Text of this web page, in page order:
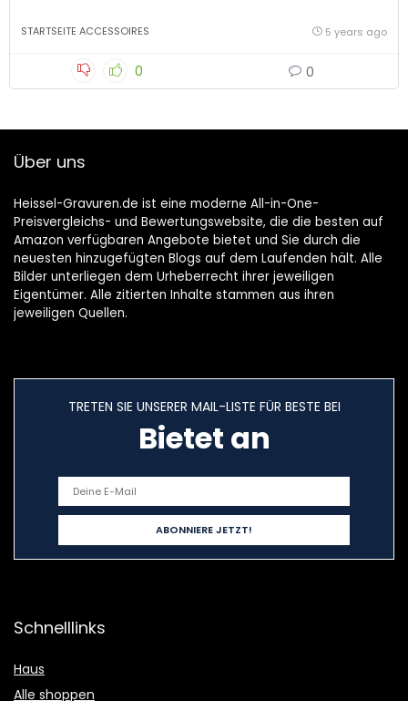
STARTSEITE ACCESSOIRES 5 years ago
0 0
Über uns
Heissel-Gravuren.de ist eine moderne All-in-One-
Preisvergleichs- und Bewertungswebsite, die die besten auf
Amazon verfügbaren Angebote bietet und Sie durch die
neuesten hinzugefügten Blogs auf dem Laufenden hält. Alle
Bilder unterliegen dem Urheberrecht ihrer jeweiligen
Eigentümer. Alle zitierten Inhalte stammen aus ihren
jeweiligen Quellen.
TRETEN SIE UNSERER MAIL-LISTE FÜR BESTE BEI
Bietet an
Schnelllinks
Haus
Alle shoppen